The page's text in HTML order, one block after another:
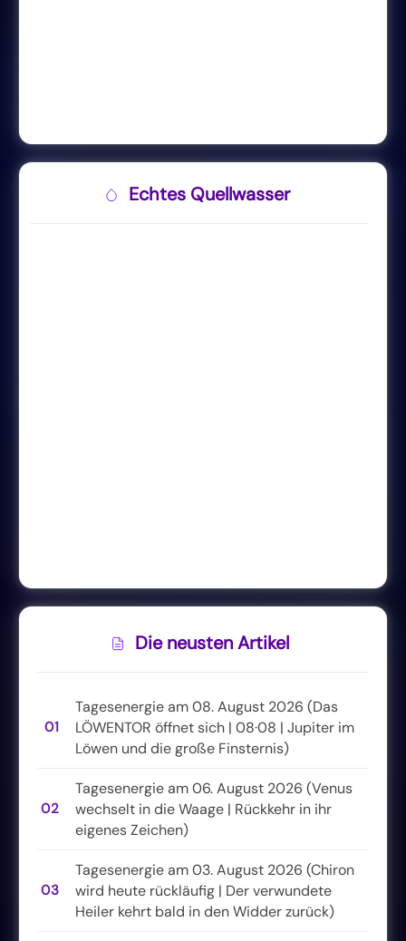
Echtes Quellwasser
Die neusten Artikel
01
Tagesenergie am 08. August 2026 (Das
LÖWENTOR öffnet sich | 08·08 | Jupiter im
Löwen und die große Finsternis)
02
Tagesenergie am 06. August 2026 (Venus
wechselt in die Waage | Rückkehr in ihr
eigenes Zeichen)
03
Tagesenergie am 03. August 2026 (Chiron
wird heute rückläufig | Der verwundete
Heiler kehrt bald in den Widder zurück)